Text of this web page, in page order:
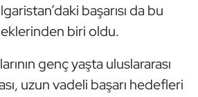
başarısı da bu
biri oldu.
genç yaşta uluslararası
uzun vadeli başarı hedefleri